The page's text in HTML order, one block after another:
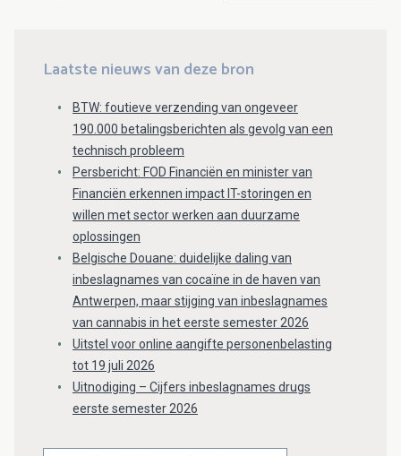
Laatste nieuws van deze bron
BTW: foutieve verzending van ongeveer
190.000 betalingsberichten als gevolg van een
technisch probleem
Persbericht: FOD Financiën en minister van
Financiën erkennen impact IT-storingen en
willen met sector werken aan duurzame
oplossingen
Belgische Douane: duidelijke daling van
inbeslagnames van cocaïne in de haven van
Antwerpen, maar stijging van inbeslagnames
van cannabis in het eerste semester 2026
Uitstel voor online aangifte personenbelasting
tot 19 juli 2026
Uitnodiging – Cijfers inbeslagnames drugs
eerste semester 2026